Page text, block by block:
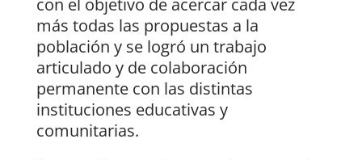
con el objetivo de acercar cada vez
más todas las propuestas a la
población y se logró un trabajo
articulado y de colaboración
permanente con las distintas
instituciones educativas y
comunitarias.